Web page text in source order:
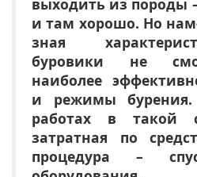
выходить из породы
и там хорошо. Но
зная
буровики не
наиболее
и режимы
работах в такой
затратная по
процедура –